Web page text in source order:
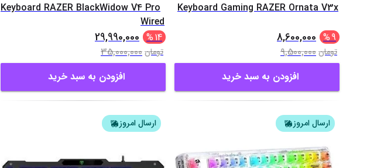
Keyboard RAZER BlackWidow V4 Pro
Wired
29,990,000 %14
35,000,000تومان
افزودن به سبد خرید
Keyboard Gaming RAZER Ornata V3x
8,600,000 %9
9,500,000تومان
افزودن به سبد خرید
ارسال امروز ارسال امروز